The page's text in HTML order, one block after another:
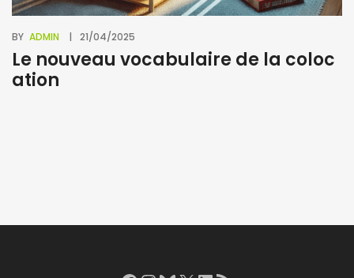
BY ADMIN 21/04/2025
Le nouveau vocabulaire de la coloc
ation